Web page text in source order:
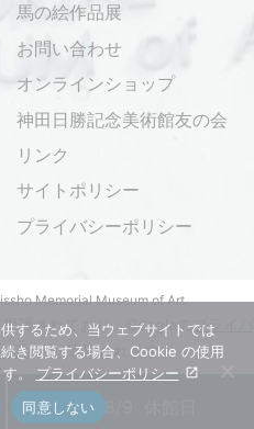
馬の絵作品展
お問い合わせ
オンラインショップ
神田日勝記念美術館友の会
リンク
サイトポリシー
プライバシーポリシー
Memorial Museum of Art
保護されており、Googleのプライバ
約 が適用されます。
8
するため、当ウェブサイトでは
き閲覧する場合、Cookie の使用
。 プライバシーポリシー
同意しない